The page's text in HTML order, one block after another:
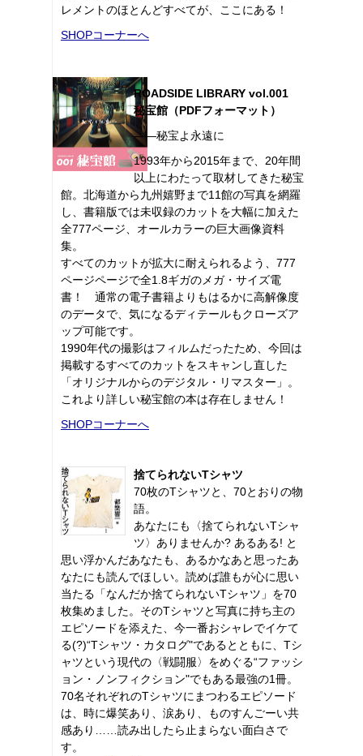
レメントのほとんどすべてが、ここにある！
SHOPコーナーへ
ROADSIDE LIBRARY vol.001
秘宝館（PDFフォーマット）
――秘宝よ永遠に
1993年から2015年まで、20年間
以上にわたって取材してきた秘宝
館。北海道から九州嬉野まで11館の写真を網羅
し、書籍版では未収録のカットを大幅に加えた
全777ページ、オールカラーの巨大画像資料
集。
すべてのカットが拡大に耐えられるよう、777
ページページで全1.8ギガのメガ・サイズ電
書！ 通常の電子書籍よりもはるかに高解像度
のデータで、気になるディテールもクローズア
ップ可能です。
1990年代の撮影はフィルムだったため、今回は
掲載するすべてのカットをスキャンし直した
「オリジナルからのデジタル・リマスター」。
これより詳しい秘宝館の本は存在しません！
SHOPコーナーへ
捨てられないTシャツ
70枚のTシャツと、70とおりの物
語。
あなたにも〈捨てられないTシャ
ツ〉ありませんか? あるある! と
思い浮かんだあなたも、あるかなあと思ったあ
なたにも読んでほしい。読めば誰もが心に思い
当たる「なんだか捨てられないTシャツ」を70
枚集めました。そのTシャツと写真に持ち主の
エピソードを添えた、今一番おシャレでイケて
る(?)“Tシャツ・カタログ"であるとともに、Tシ
ャツという現代の〈戦闘服〉をめぐる“ファッシ
ョン・ノンフィクション"でもある最強の1冊。
70名それぞれのTシャツにまつわるエピソード
は、時に爆笑あり、涙あり、ものすんごーい共
感あり……読み出したら止まらない面白さで
す。